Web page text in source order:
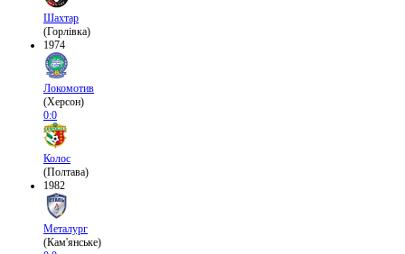
Шахтар
(Горлівка)
1974
Локомотив
(Херсон)
0:0
Колос
(Полтава)
1982
Металург
(Кам'янське)